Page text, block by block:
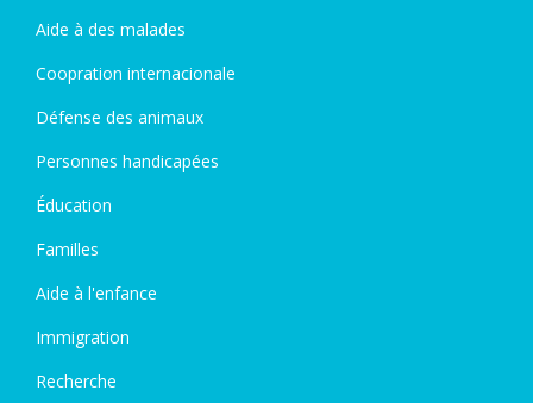
Aide à des malades
Coopration internacionale
Défense des animaux
Personnes handicapées
Éducation
Familles
Aide à l'enfance
Immigration
Recherche